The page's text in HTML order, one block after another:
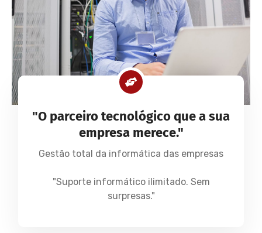
"O parceiro tecnológico que a sua
empresa merece."
Gestão total da informática das empresas
"Suporte informático ilimitado. Sem
surpresas."